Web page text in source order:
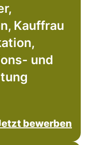
Kauffrau
und
bewerben